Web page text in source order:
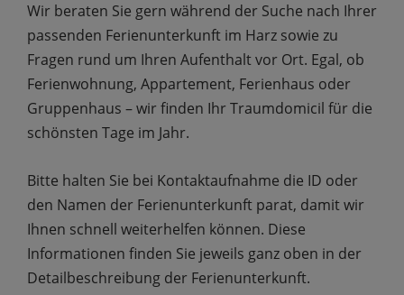
Wir beraten Sie gern während der Suche nach Ihrer
passenden Ferienunterkunft im Harz sowie zu
Fragen rund um Ihren Aufenthalt vor Ort. Egal, ob
Ferienwohnung, Appartement, Ferienhaus oder
Gruppenhaus – wir finden Ihr Traumdomicil für die
schönsten Tage im Jahr.
Bitte halten Sie bei Kontaktaufnahme die ID oder
den Namen der Ferienunterkunft parat, damit wir
Ihnen schnell weiterhelfen können. Diese
Informationen finden Sie jeweils ganz oben in der
Detailbeschreibung der Ferienunterkunft.